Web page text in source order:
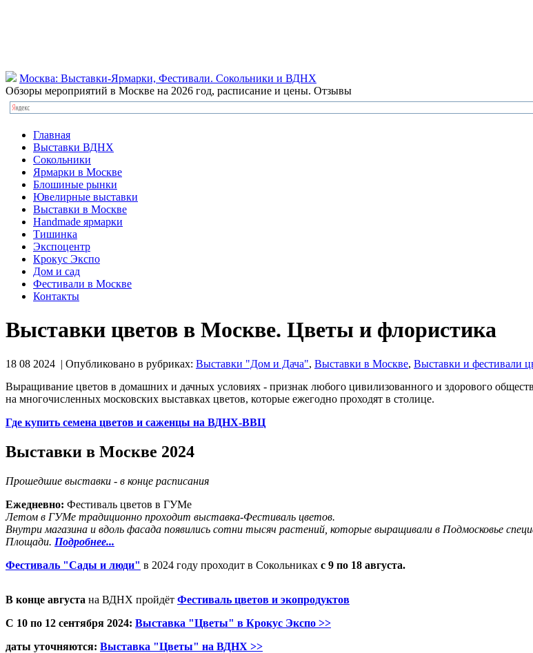
Москва: Выставки-Ярмарки, Фестивали. Сокольники и ВДНХ
Обзоры мероприятий в Москве на 2026 год, расписание и цены. Отзывы
Главная
Выставки ВДНХ
Сокольники
Ярмарки в Москве
Блошиные рынки
Ювелирные выставки
Выставки в Москве
Handmade ярмарки
Тишинка
Экспоцентр
Крокус Экспо
Дом и сад
Фестивали в Москве
Контакты
Выставки цветов в Москве. Цветы и флористика
18 08 2024 | Опубликовано в рубриках: Выставки "Дом и Дача", Выставки в Москве, Выставки и фестивали
Выращивание цветов в домашних и дачных условиях - признак любого цивилизованного и здорового
на многочисленных московских выставках цветов, которые ежегодно проходят в столице.
Где купить семена цветов и саженцы на ВДНХ-ВВЦ
Выставки в Москве 2024
Прошедшие выставки - в конце расписания
Ежедневно: Фестиваль цветов в ГУМе
Летом в ГУМе традиционно проходит выставка-Фестиваль цветов.
Внутри магазина и вдоль фасада появились сотни тысяч растений, которые выращивали в Подмосковье
Площади. Подробнее...
Фестиваль "Сады и люди" в 2024 году проходит в Сокольниках с 9 по 18 августа.
В конце августа на ВДНХ пройдёт Фестиваль цветов и экопродуктов
С 10 по 12 сентября 2024: Выставка "Цветы" в Крокус Экспо >>
даты уточняются: Выставка "Цветы" на ВДНХ >>